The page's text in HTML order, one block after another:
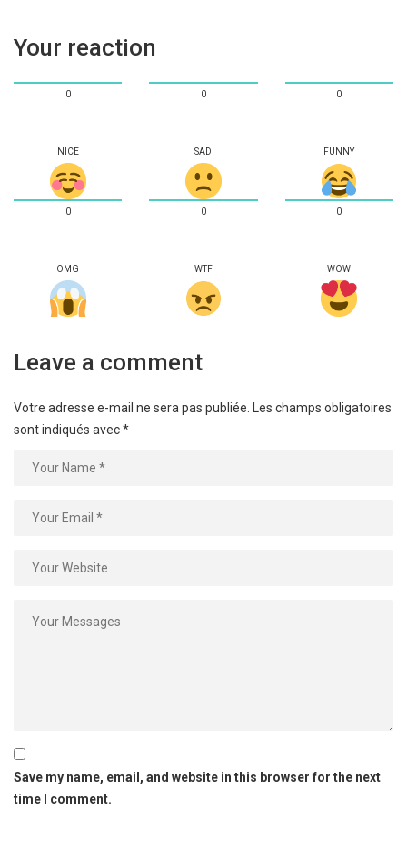
Your reaction
0
NICE
0
SAD
0
FUNNY
0
OMG
0
WTF
0
WOW
Leave a comment
Votre adresse e-mail ne sera pas publiée. Les champs obligatoires
sont indiqués avec*
Save my name, email, and website in this browser for the next
time I comment.